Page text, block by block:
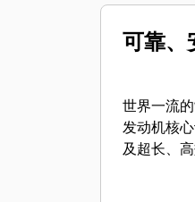
可靠、
世界一流
发动机核
及超长、